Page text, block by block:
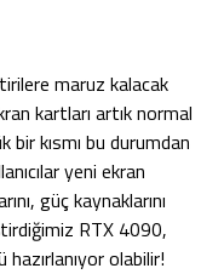
maruz kalacak
kartları artık normal
bir kısmı bu durumdan
yeni ekran
güç kaynaklarını
RTX 4090,
olabilir!